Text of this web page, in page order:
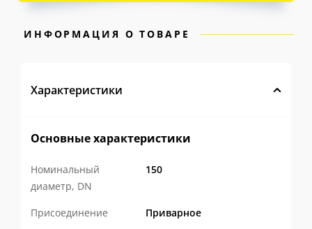
✅ Эффективная защита оборудования
примесииз теплоносителя,
затраты
, увеличивая срок службы
теплообменников и приборов учета.
ИНФОРМАЦИЯ О ТОВАРЕ
Характеристики
Основные характеристики
Номинальный
диаметр, DN
150
Присоединение
Приварное